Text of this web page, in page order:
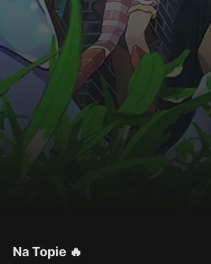
rapierem, Asuny. Od teraz jego
wyglądać zupełnie inaczej…
Na Topie 🔥